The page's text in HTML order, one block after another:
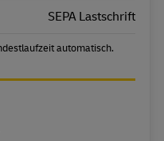
SEPA Lastschrift
automatisch.